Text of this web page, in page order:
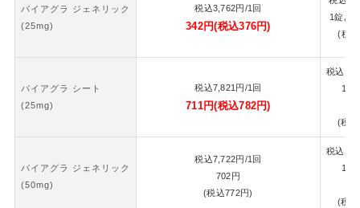
バイアグラ ジェネリック
(25mg)
税込3,762円/1回
342円(税込376円)
1錠あ
(税
バイアグラ シート
(25mg)
税込7,821 円/1回
711円(税込782円)
税込
1錠
(税込
バイアグラ ジェネリック
(50mg)
税込7,722円/1回
702円
(税込772円)
税込
1錠
(税込